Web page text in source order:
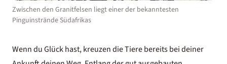
Zwischen den Granitfelsen liegt einer der bekanntesten
Pinguinstrände Südafrikas
Wenn du Glück hast, kreuzen die Tiere bereits bei deiner